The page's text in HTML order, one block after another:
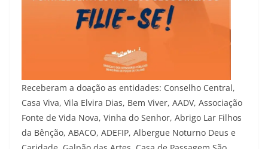
Receberam a doação as entidades: Conselho Central,
Casa Viva, Vila Elvira Dias, Bem Viver, AADV, Associação
Fonte de Vida Nova, Vinha do Senhor, Abrigo Lar Filhos
da Bênção, ABACO, ADEFIP, Albergue Noturno Deus e